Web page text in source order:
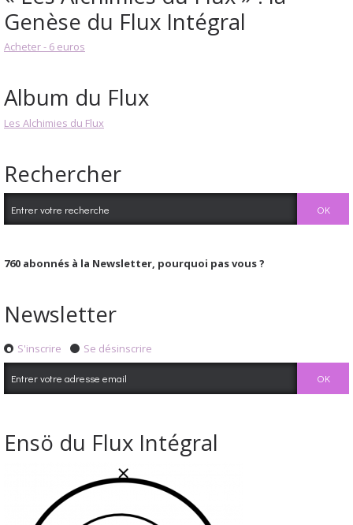
Genèse du Flux Intégral
Acheter - 6 euros
Album du Flux
Les Alchimies du Flux
Rechercher
760 abonnés à la Newsletter, pourquoi pas vous ?
Newsletter
S'inscrire Se désinscrire
Ensö du Flux Intégral